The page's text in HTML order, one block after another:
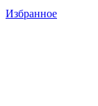
Избранное